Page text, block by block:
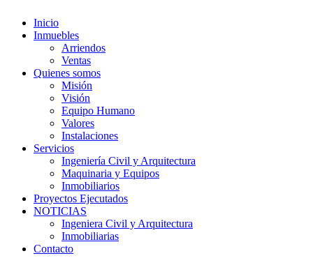
Inicio
Inmuebles
Arriendos
Ventas
Quienes somos
Misión
Visión
Equipo Humano
Valores
Instalaciones
Servicios
Ingeniería Civil y Arquitectura
Maquinaria y Equipos
Inmobiliarios
Proyectos Ejecutados
NOTICIAS
Ingeniera Civil y Arquitectura
Inmobiliarias
Contacto